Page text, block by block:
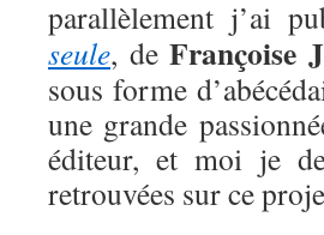
parallèlement j’ai
seule, deFrançoise
sous forme
une grande
éditeur, et moi je
retrouvées sur ce